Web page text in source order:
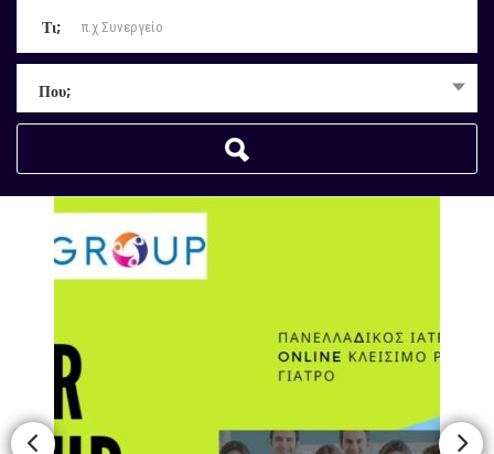
Τι;
Που;